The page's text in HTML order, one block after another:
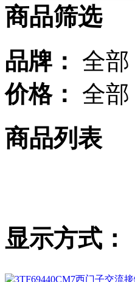
商品筛选
品牌： 全部
价格：
全部
商品列表
显示方式：